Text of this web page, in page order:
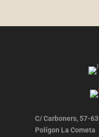
C/ Carboners, 57-63
Polígon La Cometa